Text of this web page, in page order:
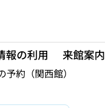
報の利用 来館案内
予約（関西館）